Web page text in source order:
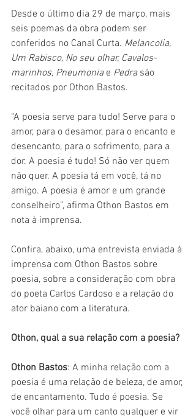
Desde o último dia 29 de março, mais
seis poemas da obra podem ser
conferidos no Canal Curta. Melancolia,
Um Rabisco, No seu olhar, Cavalos-
marinhos, Pneumonia e Pedra são
recitados por Othon Bastos.
“A poesia serve para tudo! Serve para o
amor, para o desamor, para o encanto e
desencanto, para o sofrimento, para a
dor. A poesia é tudo! Só não ver quem
não quer. A poesia tá em você, tá no
amigo. A poesia é amor e um grande
conselheiro”, afirma Othon Bastos em
nota à imprensa.
Confira, abaixo, uma entrevista enviada à
imprensa com Othon Bastos sobre
poesia, sobre a consideração com obra
do poeta Carlos Cardoso e a relação do
ator baiano com a literatura.
Othon, qual a sua relação com a poesia?
Othon Bastos: A minha relação com a
poesia é uma relação de beleza, de amor,
de encantamento. Tudo é poesia. Se
você olhar para um canto qualquer e vir